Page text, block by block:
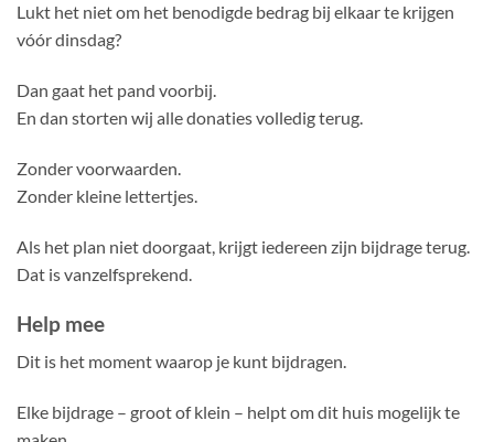
Lukt het niet om het benodigde bedrag bij elkaar te krijgen
vóór dinsdag?
Dan gaat het pand voorbij.
En dan storten wij alle donaties volledig terug.
Zonder voorwaarden.
Zonder kleine lettertjes.
Als het plan niet doorgaat, krijgt iedereen zijn bijdrage terug.
Dat is vanzelfsprekend.
Help mee
Dit is het moment waarop je kunt bijdragen.
Elke bijdrage – groot of klein – helpt om dit huis mogelijk te